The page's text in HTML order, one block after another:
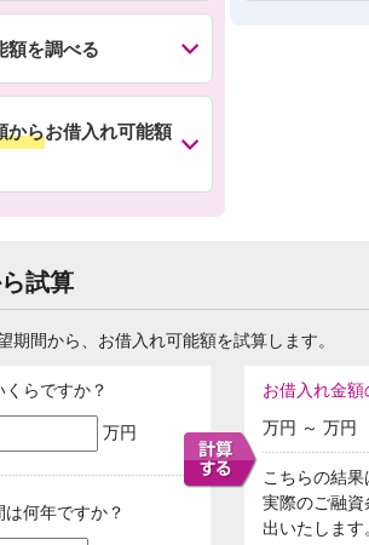
額を調べる
からお借入れ可能額
試算
期間から、お借入れ可能額を試算します。
らですか？
万円
何年ですか？
お借入れ金額
万円 ～ 万円
こちらの結果
実際のご融
出いたします